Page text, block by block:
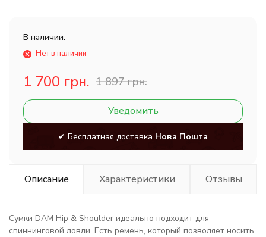
В наличии:
Нет в наличии
1 700 грн. 1 897 грн.
Уведомить
✔ Бесплатная доставка Нова Пошта
Описание Характеристики Отзывы
Сумки DAM Hip & Shoulder идеально подходит для
спиннинговой ловли. Есть ремень, который позволяет носить